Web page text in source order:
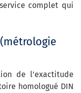
complet qui
de l'exactitude
homologué DIN